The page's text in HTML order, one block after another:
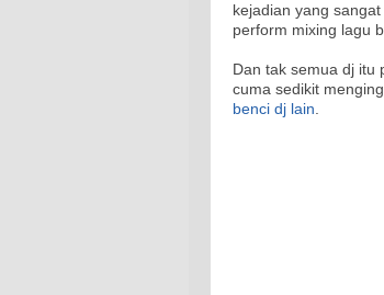
kejadian yang
perform mixing lagu
Dan tak semua dj itu
cuma sedikit
benci dj lain